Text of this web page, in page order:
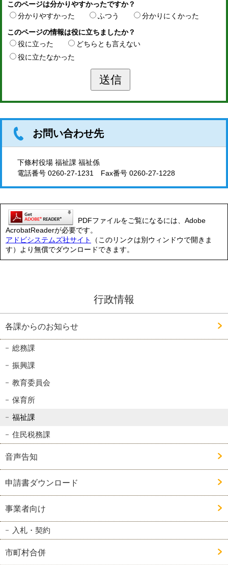
このページは分かりやすかったですか？
分かりやすかった
ふつう
分かりにくかった
このページの情報は役に立ちましたか？
役に立った
どちらとも言えない
役に立たなかった
お問い合わせ先
下條村役場 福祉課 福祉係
電話番号 0260-27-1231 Fax番号 0260-27-1228
PDFファイルをご覧になるには、Adobe
AcrobatReaderが必要です。
アドビシステムズ社サイト
（このリンクは別ウィンドウで開きま
す）より無償でダウンロードできます。
行政情報
各課からのお知らせ
総務課
振興課
教育委員会
保育所
福祉課
住民税務課
音声告知
申請書ダウンロード
事業者向け
入札・契約
市町村合併